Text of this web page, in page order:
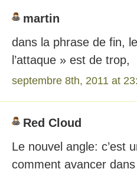
martin
dans la phrase de fin,
l’attaque » est de trop,
septembre 8th, 2011 at
Red Cloud
Le nouvel angle: c’est
comment avancer